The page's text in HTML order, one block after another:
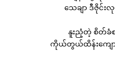
သေချာ ဒီဇိုင်
နူးညံ့တဲ့ စိတ်ခံ
ကိုယ်တွယ်ထိန်းကျေ